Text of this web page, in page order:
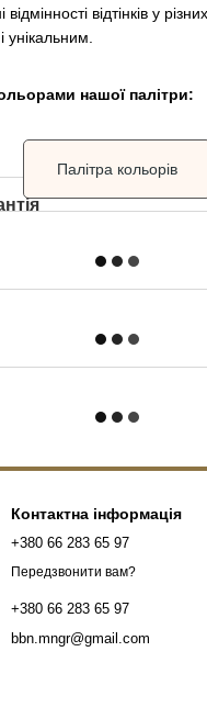
відтінків у
нашої палітри:
Палітра кольорів
Контактна інформація
+380 66 283 65 97
Передзвонити вам?
+380 66 283 65 97
bbn.mngr@gmail.com